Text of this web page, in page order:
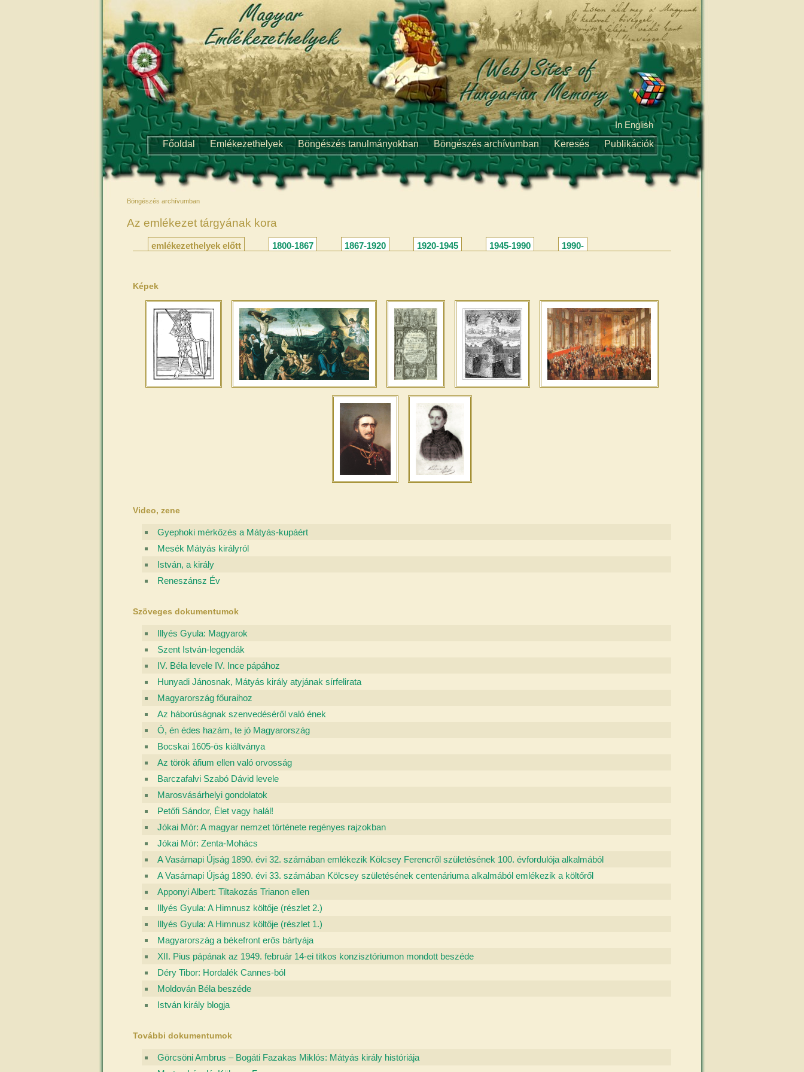
In English
Főoldal
Emlékezethelyek Böngészés tanulmányokban Böngészés archívumban Keresés Publikációk
Böngészés archívumban
Az emlékezet tárgyának kora
emlékezethelyek előtt 1800-1867 1867-1920 1920-1945 1945-1990 1990-
Képek
Video, zene
Gyephoki mérkőzés a Mátyás-kupáért
Mesék Mátyás királyról
István, a király
Reneszánsz Év
Szöveges dokumentumok
Illyés Gyula: Magyarok
Szent István-legendák
IV. Béla levele IV. Ince pápához
Hunyadi Jánosnak, Mátyás király atyjának sírfelirata
Magyarország főuraihoz
Az háborúságnak szenvedéséről való ének
Ó, én édes hazám, te jó Magyarország
Bocskai 1605-ös kiáltványa
Az török áfium ellen való orvosság
Barczafalvi Szabó Dávid levele
Marosvásárhelyi gondolatok
Petőfi Sándor, Élet vagy halál!
Jókai Mór: A magyar nemzet története regényes rajzokban
Jókai Mór: Zenta-Mohács
A Vasárnapi Újság 1890. évi 32. számában emlékezik Kölcsey Ferencről születésének 100. évfordulója alkalmából
A Vasárnapi Újság 1890. évi 33. számában Kölcsey születésének centenáriuma alkalmából emlékezik a költőről
Apponyi Albert: Tiltakozás Trianon ellen
Illyés Gyula: A Himnusz költője (részlet 2.)
Illyés Gyula: A Himnusz költője (részlet 1.)
Magyarország a békefront erős bártyája
XII. Pius pápának az 1949. február 14-ei titkos konzisztóriumon mondott beszéde
Déry Tibor: Hordalék Cannes-ból
Moldován Béla beszéde
István király blogja
További dokumentumok
Görcsöni Ambrus – Bogáti Fazakas Miklós: Mátyás király históriája